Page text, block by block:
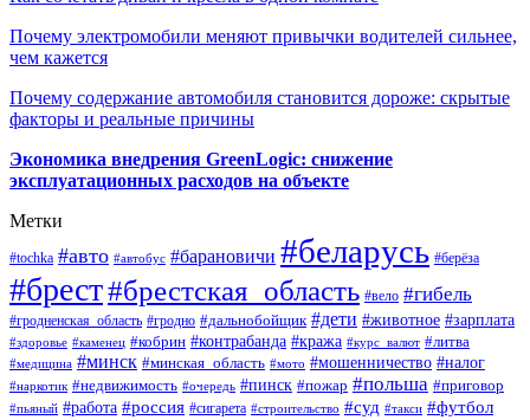
Почему электромобили меняют привычки водителей сильнее,
чем кажется
Почему содержание автомобиля становится дороже: скрытые
факторы и реальные причины
Экономика внедрения GreenLogic: снижение
эксплуатационных расходов на объекте
Метки
#tochka #авто #автобус #барановичи #беларусь #берёза
#брест#брестская_область #вело #гибель
#гродненская_область #гродно #дальнобойщик #дети #животное #зарплата
#здоровье #каменец #кобрин #контрабанда #кража #курс_валют #литва
#медицина #минск #минская_область #мото #мошенничество #налог
#наркотик #недвижимость #очередь #пинск #пожар #польша #приговор
#пьяный #работа #россия #сигарета #строительство #суд #такси #футбол